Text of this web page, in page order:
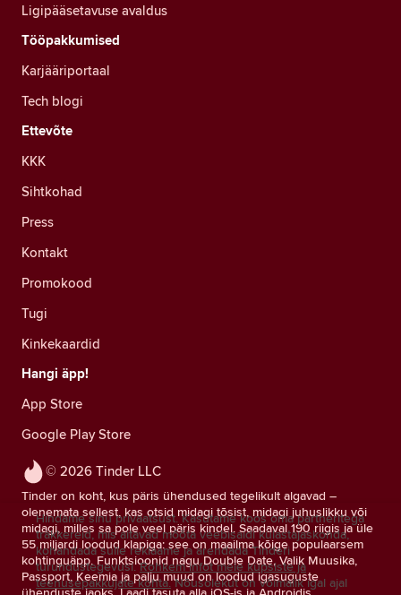
© 2026 Tinder LLC
Tinder on koht, kus päris ühendused tegelikult algavad –
olenemata sellest, kas otsid midagi tõsist, midagi juhuslikku või
midagi, milles sa pole veel päris kindel. Saadaval 190 riigis ja üle
55 miljardi loodud klapiga: see on maailma kõige populaarsem
kohtinguäpp. Funktsioonid nagu Double Date, Valik Muusika,
Passport, Keemia ja palju muud on loodud igasuguste
Ligipääsetavuse avaldus
Tööpakkumised
Karjääriportaal
Tech blogi
Ettevõte
KKK
Sihtkohad
Press
Kontakt
Promokood
Tugi
Kinkekaardid
Hangi äpp!
App Store
Google Play Store
Hindame sinu privaatsust. Kasutame koos oma partneritega
träkkereid, mis aitavad mõõta veebisaidi külastajaskonda,
kohandada sulle reklaame ja arendada Tinderi
turundustegevusi. Rohkem infot meie küpsiste ja
teenusepakkujate kohta. Nõusolekut on võimalik igal ajal